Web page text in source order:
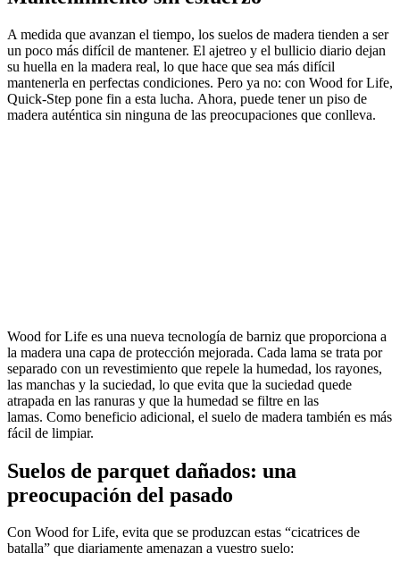
A medida que avanzan el tiempo, los suelos de madera tienden a ser
un poco más difícil de mantener. El ajetreo y el bullicio diario dejan
su huella en la madera real, lo que hace que sea más difícil
mantenerla en perfectas condiciones. Pero ya no: con Wood for Life,
Quick-Step pone fin a esta lucha. Ahora, puede tener un piso de
madera auténtica sin ninguna de las preocupaciones que conlleva.
Wood for Life es una nueva tecnología de barniz que proporciona a
la madera una capa de protección mejorada. Cada lama se trata por
separado con un revestimiento que repele la humedad, los rayones,
las manchas y la suciedad, lo que evita que la suciedad quede
atrapada en las ranuras y que la humedad se filtre en las
lamas. Como beneficio adicional, el suelo de madera también es más
fácil de limpiar.
Suelos de parquet dañados: una
preocupación del pasado
Con Wood for Life, evita que se produzcan estas “cicatrices de
batalla” que diariamente amenazan a vuestro suelo: